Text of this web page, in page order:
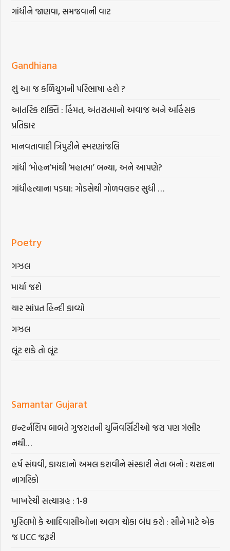
ગાંધીને જાણવા, સમજવાની વાટ
Gandhiana
શું આ જ કળિયુગની પરિભાષા હશે ?
આંતરિક શક્તિ : હિંમત, અંતરાત્માનો અવાજ અને અહિંસક
પ્રતિકાર
માનવતાવાદી ત્રિપુટીને સ્મરણાંજલિ
ગાંધી ‘મોહન’માંથી ‘મહાત્મા’ બન્યા, અને આપણે?
ગાંધીહત્યાના પડઘા: ગોડસેથી ગોળવલકર સુધી …
Poetry
ગઝલ
માર્યા જશે
ચાર સાંપ્રત હિન્દી કાવ્યો
ગઝલ
લૂંટ શકે તો લૂંટ
Samantar Gujarat
ઇન્ટર્નશિપ બાબતે ગુજરાતની યુનિવર્સિટીઓ જરા પણ ગંભીર
નથી…
હર્ષ સંઘવી, કાયદાનો અમલ કરાવીને સંસ્કારી નેતા બનો : થરાદના
નાગરિકો
ખાખરેચી સત્યાગ્રહ : 1-8
મુસ્લિમો કે આદિવાસીઓના અલગ ચોકા બંધ કરો : સૌને માટે એક
જ UCC જરૂરી